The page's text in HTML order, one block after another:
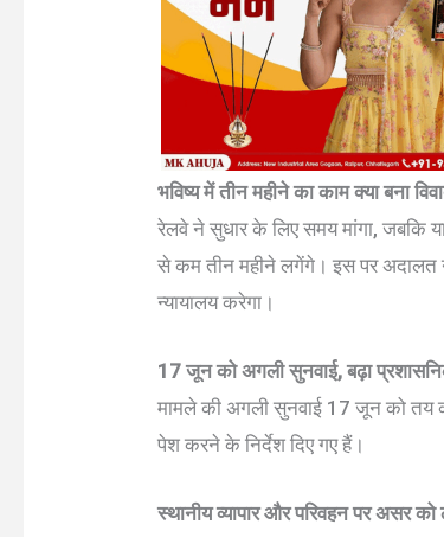
भविष्य में तीन महीने का काम क्या बना
रेलवे ने सुधार के लिए समय मांगा, जबकि
से कम तीन महीने लगेंगे। इस पर अदालत
न्यायालय करेगा।
17 जून को अगली सुनवाई, बढ़ा
मामले की अगली सुनवाई 17 जून को तय
पेश करने के निर्देश दिए गए हैं।
स्थानीय व्यापार और परिवहन पर असर